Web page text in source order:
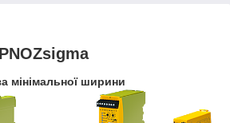
мінімальної ширини